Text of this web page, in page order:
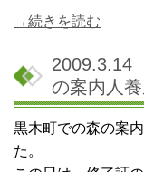
→続きを読む
の案内人
黒木町での森の案
た。